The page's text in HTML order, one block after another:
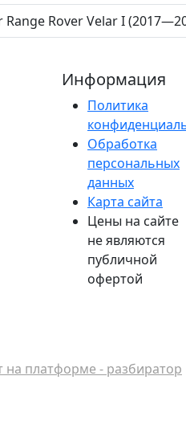
Range Rover Velar I
Информация
Политика
Обработка
персональных
данных
Карта сайта
Цены на сайте
не являются
публичной
офертой
на платформе - разбиратор